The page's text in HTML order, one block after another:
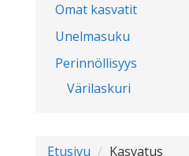
Omat kasvatit
Unelmasuku
Perinnöllisyys
Värilaskuri
Etusivu Kasvatus